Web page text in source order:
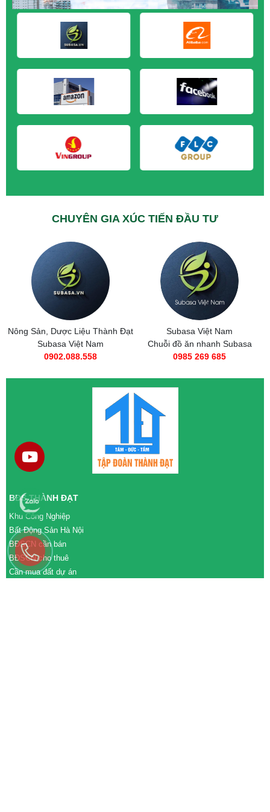
M&A CẦN MUA tại Sóc Trăng
M&A CẦN MUA tại Tây Ninh
M&A CẦN MUA tại Tiền Giang
M&A CẦN MUA tại Trà Vinh
M&A CẦN MUA tại Hưng Yên
M&A CẦN MUA tại Quảng Ninh
CHUYÊN GIA XÚC TIẾN ĐẦU TƯ
Nông Sản, Dược Liệu Thành Đạt
Subasa Việt Nam
0902.088.558
Subasa Việt Nam
Chuỗi đồ ăn nhanh Subasa
0985 269 685
BĐS THÀNH ĐẠT
Khu Công Nghiệp
Bất Động Sản Hà Nội
BĐSCN cần bán
BĐSCN cho thuê
Cần mua đất dự án